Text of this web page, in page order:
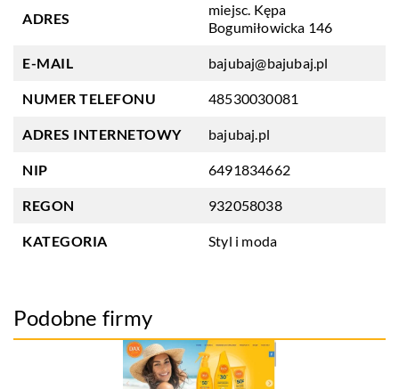
ADRES
miejsc. Kępa
Bogumiłowicka 146
E-MAIL bajubaj@bajubaj.pl
NUMER TELEFONU 48530030081
ADRES INTERNETOWY bajubaj.pl
NIP 6491834662
REGON 932058038
KATEGORIA Styl i moda
Podobne firmy